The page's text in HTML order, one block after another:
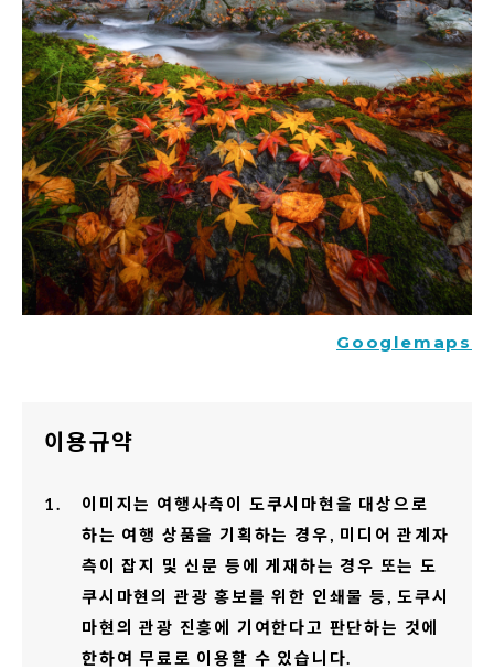
Googlemaps
이용규약
이미지는 여행사측이 도쿠시마현을 대상으로
하는 여행 상품을 기획하는 경우, 미디어 관계자
측이 잡지 및 신문 등에 게재하는 경우 또는 도
쿠시마현의 관광 홍보를 위한 인쇄물 등, 도쿠시
마현의 관광 진흥에 기여한다고 판단하는 것에
한하여 무료로 이용할 수 있습니다.